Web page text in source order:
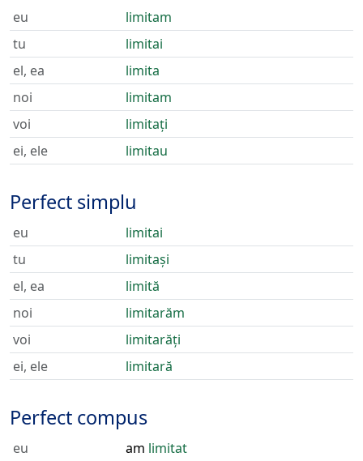
eu
limitam
tu
limitai
el, ea
limita
noi
limitam
voi
limitați
ei, ele
limitau
Perfect simplu
eu
limitai
tu
limitași
el, ea
limită
noi
limitarăm
voi
limitarăți
ei, ele
limitară
Perfect compus
eu am limitat